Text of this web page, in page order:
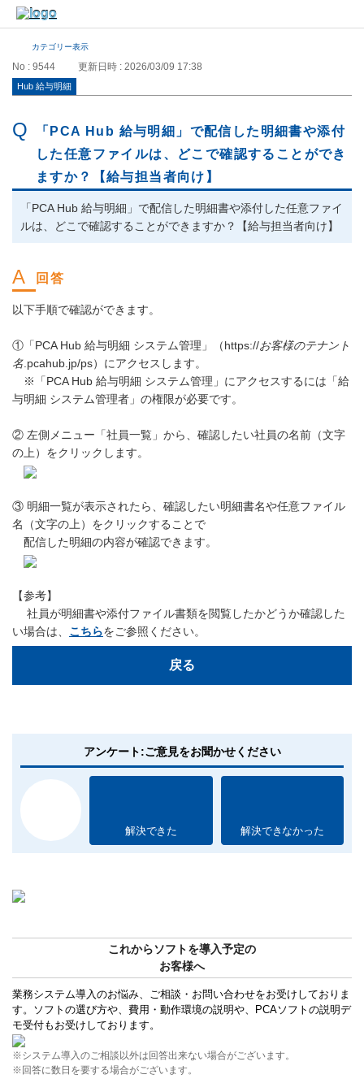
カテゴリー表示
No : 9544 更新日時 : 2026/03/09 17:38
Hub 給与明細
「PCA Hub 給与明細」で配信した明細書や添付
した任意ファイルは、どこで確認することができ
ますか？【給与担当者向け】
「PCA Hub 給与明細」で配信した明細書や添付した任意ファイ
ルは、どこで確認することができますか？【給与担当者向け】
以下手順で確認ができます。
①「PCA Hub 給与明細 システム管理」（https://お客様のテナント
名.pcahub.jp/ps）にアクセスします。
※「PCA Hub 給与明細 システム管理」にアクセスするには「給
与明細 システム管理者」の権限が必要です。
② 左側メニュー「社員一覧」から、確認したい社員の名前（文字
の上）をクリックします。
③ 明細一覧が表示されたら、確認したい明細書名や任意ファイル
名（文字の上）をクリックすることで
配信した明細の内容が確認できます。
【参考】
社員が明細書や添付ファイル書類を閲覧したかどうか確認した
い場合は、 こちらをご参照ください。
戻る
アンケート:ご意見をお聞かせください
解決できた 解決できなかった
これからソフトを導入予定の
お客様へ
業務システム導入のお悩み、ご相談・お問い合わせをお受けしておりま
す。ソフトの選び方や、費用・動作環境の説明や、PCAソフトの説明デ
モ受付もお受けしております。
※システム導入のご相談以外は回答出来ない場合がございます。
※回答に数日を要する場合がございます。